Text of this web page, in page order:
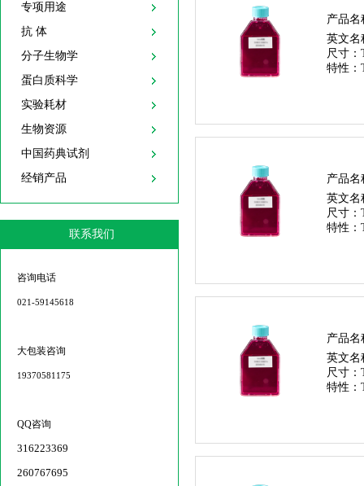
专项用途
抗 体
分子生物学
蛋白质科学
实验耗材
生物资源
中国药典试剂
经销产品
联系我们
咨询电话
021-59145618
大包装咨询
19370581175
QQ咨询
316223369
260767695
产品名
英文名
尺寸：
特性：
产品名
英文名
尺寸：
特性：
产品名
英文名
尺寸：
特性：